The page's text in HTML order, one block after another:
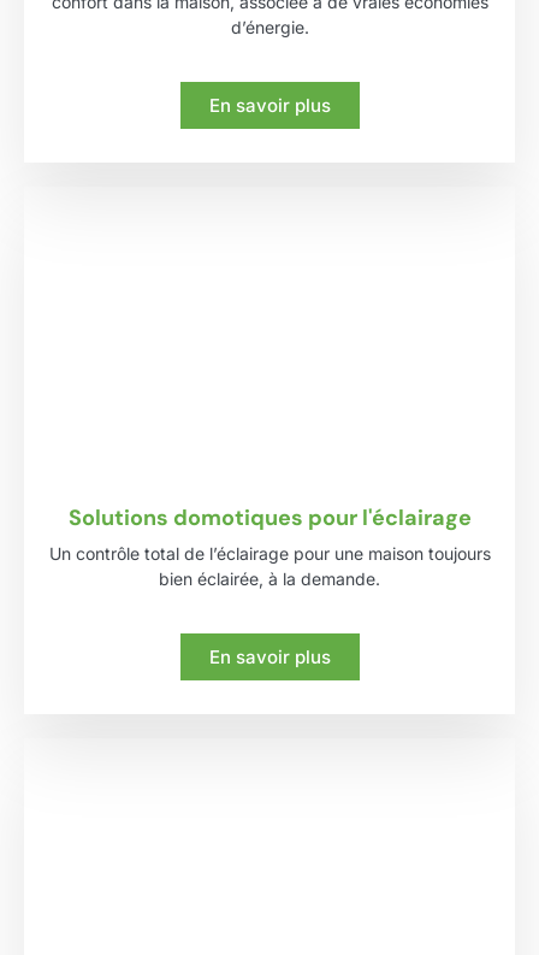
d’énergie.
En savoir plus
Solutions domotiques pour l'éclairage
Un contrôle total de l’éclairage pour une maison toujours
bien éclairée, à la demande.
En savoir plus